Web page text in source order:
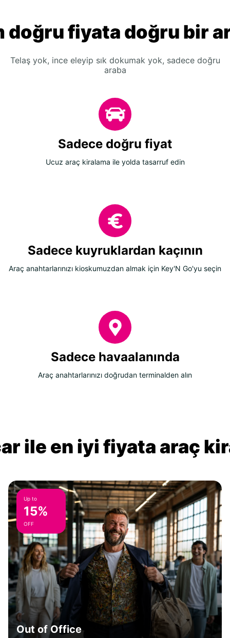
doğru fiyata doğru bir
Telaş yok, ince eleyip sık dokumak yok, sadece doğru
araba
Sadece doğru fiyat
Ucuz araç kiralama ile yolda tasarruf edin
Sadece kuyruklardan kaçının
Araç anahtarlarınızı kioskumuzdan almak için Key'N Go'yu seçin
Sadece havaalanında
Araç anahtarlarınızı doğrudan terminalden alın
ile en iyi fiyata araç
Up to
15%
OFF
Out of Office